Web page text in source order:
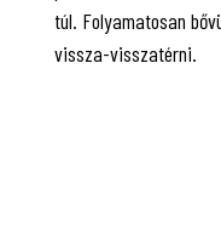
túl. Folyamatosan
vissza-visszatérni.